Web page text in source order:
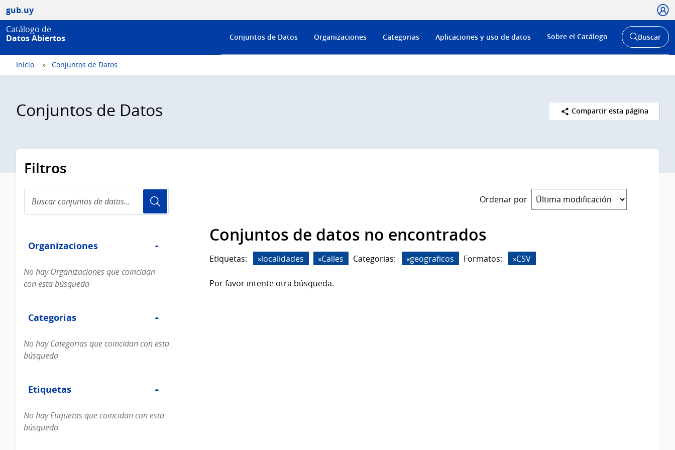
gub.uy
Catálogo de
Datos Abiertos
Menú
de
Conjuntos de Datos Organizaciones Categorias Aplicaciones y uso de datos Sobre el Catálogo
Abrir
buscador
Buscar
Inicio Conjuntos de Datos
Conjuntos de Datos Compartir esta página
Filtros
conjuntos
de
Organizaciones
Organizaciones
No hay Organizaciones que coincidan
con esta búsqueda
Categorias
Categorias
No hay Categorias que coincidan con esta
búsqueda
Etiquetas
Etiquetas
No hay Etiquetas que coincidan con esta
búsqueda
Ordenar por
Conjuntos de datos no encontrados
Etiquetas: localidades Calles Categorias: geograficos Formatos: CSV
Por favor intente otra búsqueda.